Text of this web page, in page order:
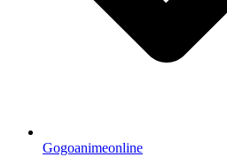
Gogoanimeonline